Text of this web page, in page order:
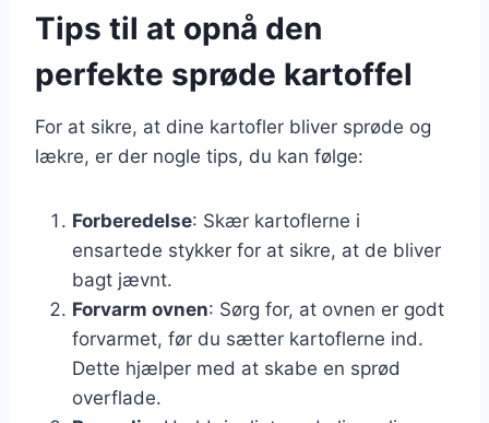
Tips til at opnå den
perfekte sprøde kartoffel
For at sikre, at dine kartofler bliver sprøde og
lækre, er der nogle tips, du kan følge:
Forberedelse: Skær kartoflerne i
ensartede stykker for at sikre, at de bliver
bagt jævnt.
Forvarm ovnen: Sørg for, at ovnen er godt
forvarmet, før du sætter kartoflerne ind.
Dette hjælper med at skabe en sprød
overflade.